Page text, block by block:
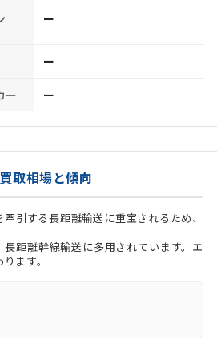
ー
ー
ー ー
取相場と傾向
引する長距離輸送に重宝されるため、
距離幹線輸送に多用されています。エ
ます。